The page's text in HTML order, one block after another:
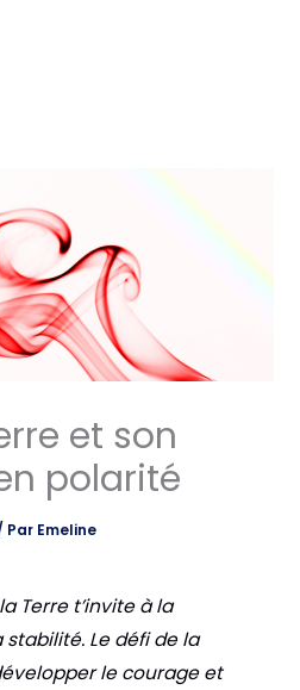
et son
polarité
Emeline
Terre t’invite à la
Le défi de la
le courage et